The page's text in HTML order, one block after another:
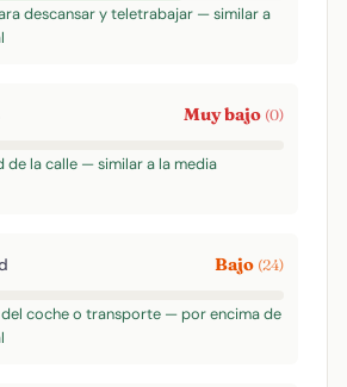
descansar y teletrabajar — similar a
Muy bajo (0)
de la calle — similar a la media
Bajo (24)
coche o transporte — por encima de